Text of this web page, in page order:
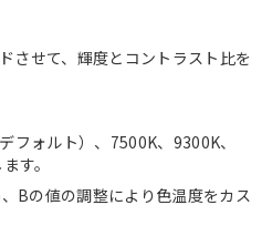
させて、輝度とコントラスト比を
フォルト）、7500K、9300K、
す。
Bの値の調整により色温度をカス